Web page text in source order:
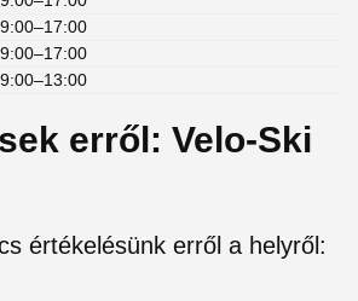
9:00–17:00
9:00–17:00
9:00–13:00
erről: Velo-Ski
értékelésünk erről a helyről: